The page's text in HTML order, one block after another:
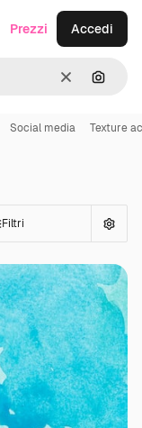
CancellaCerca
Prezzi Accedi
Social media Texture
Filtri